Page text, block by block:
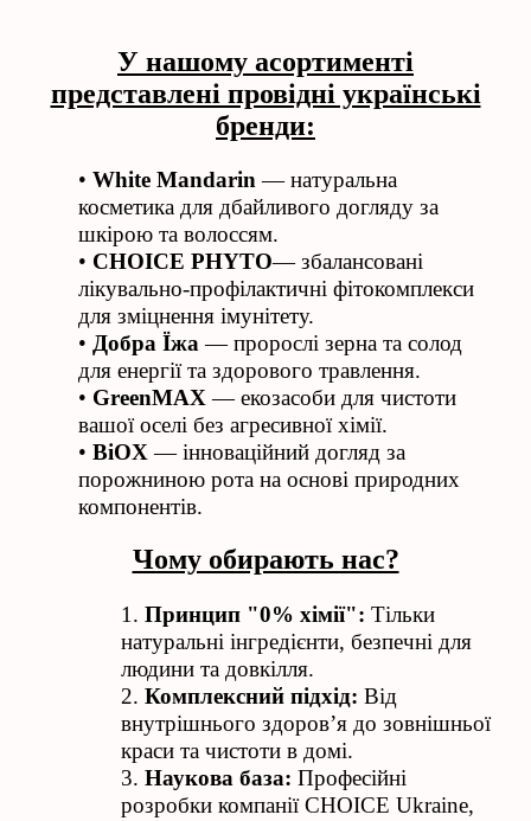
У нашому асортименті
представлені провідні українські
бренди:
• White Mandarin — натуральна
косметика для дбайливого догляду за
шкірою та волоссям.
• CHOICE PHYTO— збалансовані
лікувально-профілактичні фітокомплекси
для зміцнення імунітету.
• Добра Їжа — пророслі зерна та солод
для енергії та здорового травлення.
• GreenMAX — екозасоби для чистоти
вашої оселі без агресивної хімії.
• BiOX — інноваційний догляд за
порожниною рота на основі природних
компонентів.
Чому обирають нас?
1. Принцип "0% хімії": Тільки
натуральні інгредієнти, безпечні для
людини та довкілля.
2. Комплексний підхід: Від
внутрішнього здоров’я до зовнішньої
краси та чистоти в домі.
3. Наукова база: Професійні
розробки компанії CHOICE Ukraine,